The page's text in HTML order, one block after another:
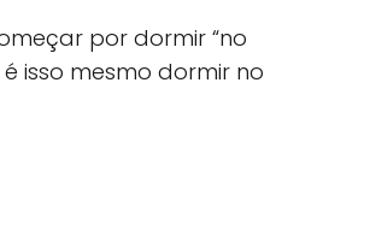
por dormir “no
é isso mesmo dormir no